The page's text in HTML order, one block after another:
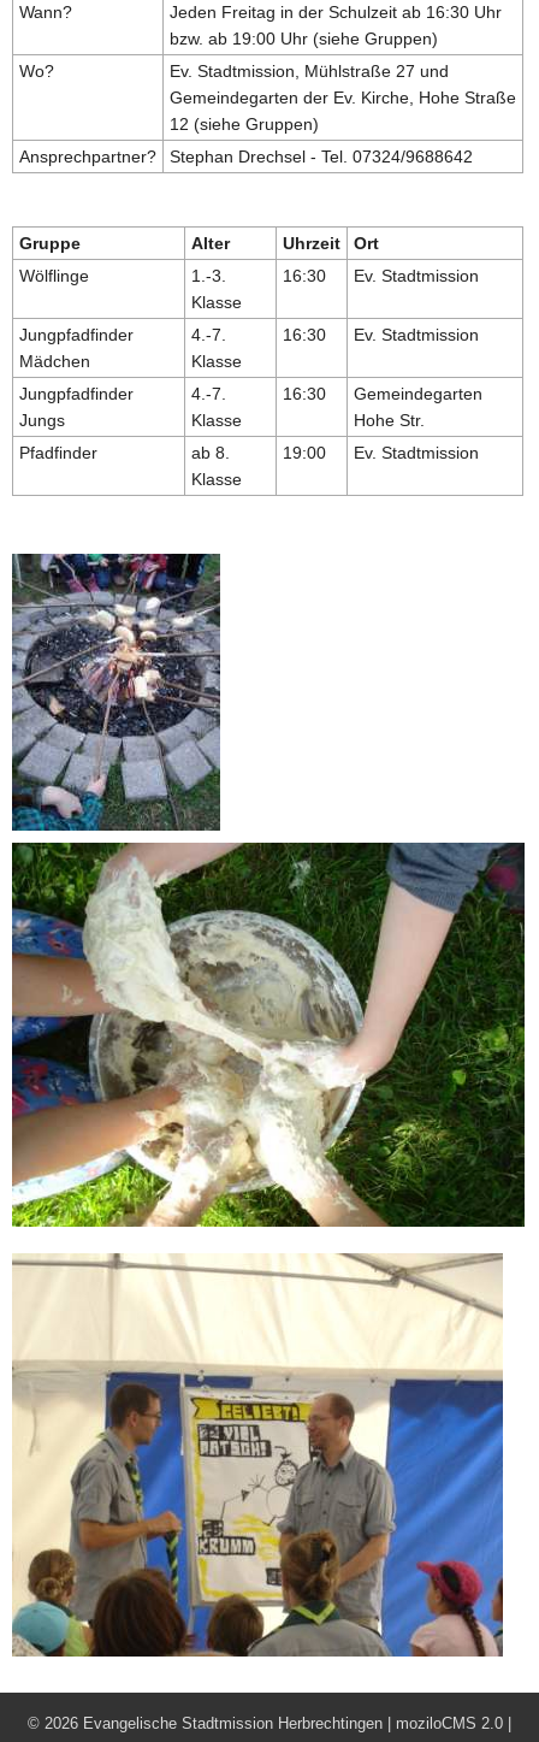
Wann?
Jeden Freitag in der Schulzeit ab 16:30 Uhr
bzw. ab 19:00 Uhr (siehe Gruppen)
Wo?
Ev. Stadtmission, Mühlstraße 27 und
Gemeindegarten der Ev. Kirche, Hohe Straße
12 (siehe Gruppen)
Ansprechpartner?
Stephan Drechsel - Tel. 07324/9688642
Gruppe Alter Uhrzeit
Ort
Wölflinge
1.-3.
Klasse
16:30 Ev. Stadtmission
Jungpfadfinder
Mädchen
4.-7.
Klasse
16:30 Ev. Stadtmission
Jungpfadfinder
Jungs
4.-7.
Klasse
16:30
Gemeindegarten
Hohe Str.
Pfadfinder
ab 8.
Klasse
19:00 Ev. Stadtmission
© 2026 Evangelische Stadtmission Herbrechtingen | moziloCMS 2.0